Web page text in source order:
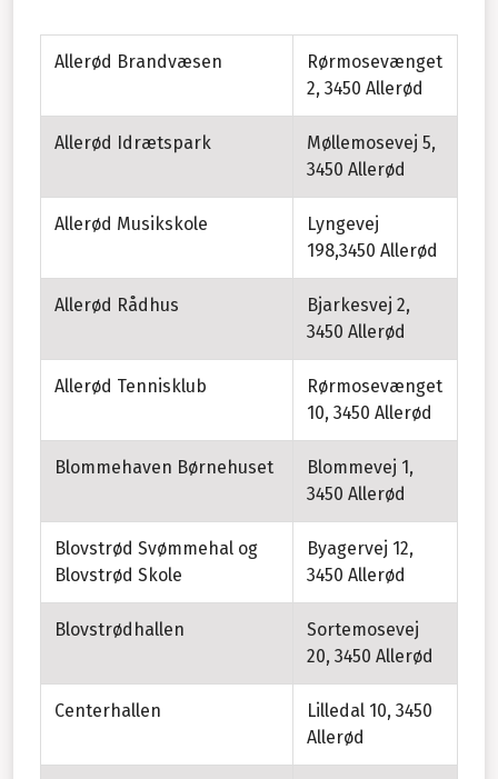
Allerød Brandvæsen
Rørmosevænget
2, 3450 Allerød
Allerød Idrætspark
Møllemosevej 5,
3450 Allerød
Allerød Musikskole
Lyngevej
198,3450 Allerød
Allerød Rådhus
Bjarkesvej 2,
3450 Allerød
Allerød Tennisklub
Rørmosevænget
10, 3450 Allerød
Blommehaven Børnehuset
Blommevej 1,
3450 Allerød
Blovstrød Svømmehal og
Blovstrød Skole
Byagervej 12,
3450 Allerød
Blovstrødhallen
Sortemosevej
20, 3450 Allerød
Centerhallen
Lilledal 10, 3450
Allerød